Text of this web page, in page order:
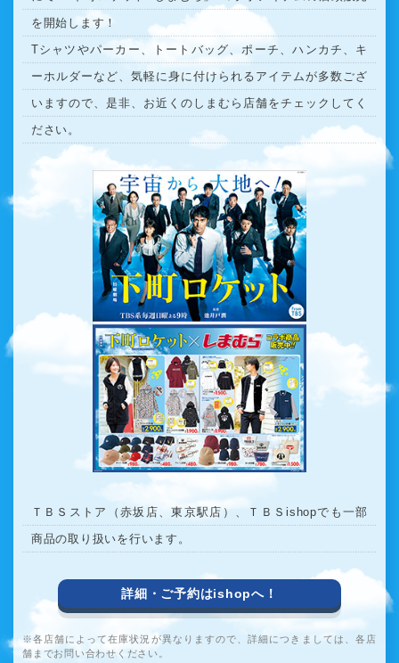
を開始します！
Tシャツやパーカー、トートバッグ、ポーチ、ハンカチ、キ
ーホルダーなど、気軽に身に付けられるアイテムが多数ござ
いますので、是非、お近くのしまむら店舗をチェックしてく
ださい。
ＴＢＳストア（赤坂店、東京駅店）、ＴＢＳishopでも一部
商品の取り扱いを行います。
詳細・ご予約はishopへ！
各店舗によって在庫状況が異なりますので、詳細につきましては、各店
舗までお問い合わせください。